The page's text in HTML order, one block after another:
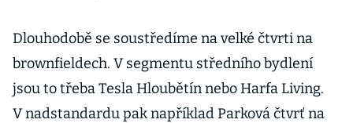
Dlouhodobě se soustředíme na velké čtvrti na
brownfieldech. V segmentu středního bydlení
jsou to třeba Tesla Hloubětín nebo Harfa Living.
V nadstandardu pak například Parková čtvrť na